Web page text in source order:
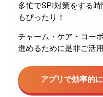
多忙でSPI対策をする
もぴったり！
チャーム・ケア・コー
進めるために是非ご活
アプリで効率的